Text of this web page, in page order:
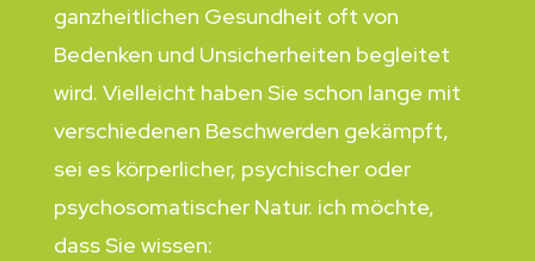
ganzheitlichen Gesundheit oft von
Bedenken und Unsicherheiten begleitet
wird. Vielleicht haben Sie schon lange mit
verschiedenen Beschwerden gekämpft,
sei es körperlicher, psychischer oder
psychosomatischer Natur. ich möchte,
dass Sie wissen: